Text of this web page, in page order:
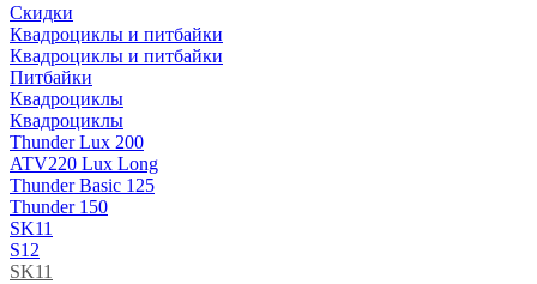
Скидки
Квадроциклы и питбайки
Квадроциклы и питбайки
Питбайки
Квадроциклы
Квадроциклы
Thunder Lux 200
ATV220 Lux Long
Thunder Basic 125
Thunder 150
SK11
S12
SK11